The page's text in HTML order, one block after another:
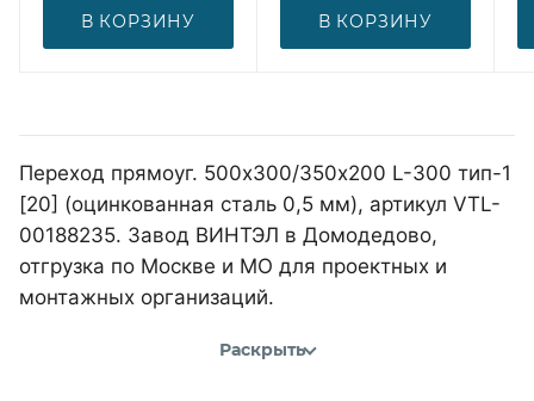
В КОРЗИНУ В КОРЗИНУ
Переход прямоуг. 500х300/350х200 L-300 тип-1
[20] (оцинкованная сталь 0,5 мм), артикул VTL-
00188235. Завод ВИНТЭЛ в Домодедово,
отгрузка по Москве и МО для проектных и
монтажных организаций.
Раскрыть